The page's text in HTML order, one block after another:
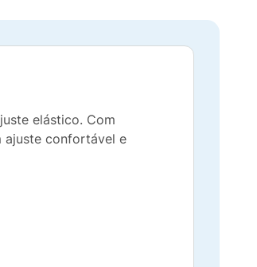
elástico. Com
ajuste confortável e